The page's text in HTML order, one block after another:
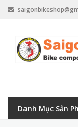
Danh Mục Sản